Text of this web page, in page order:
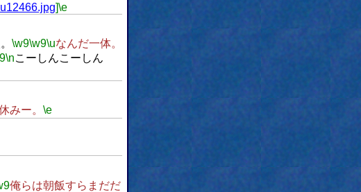
]\e
\w9\w9\uなんだ一体。
\nこーしんこーしん
みー。 \e
俺らは朝飯すらまだだ